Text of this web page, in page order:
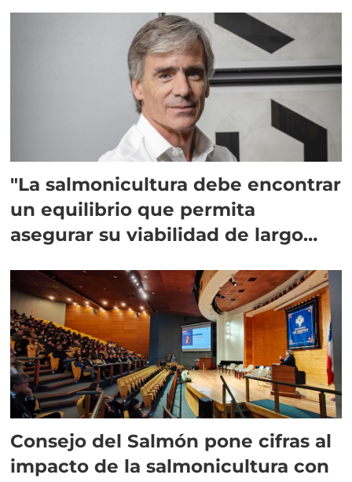
"La salmonicultura debe encontrar
un equilibrio que permita
asegurar su viabilidad de largo
Consejo del Salmón pone cifras al
impacto de la salmonicultura con